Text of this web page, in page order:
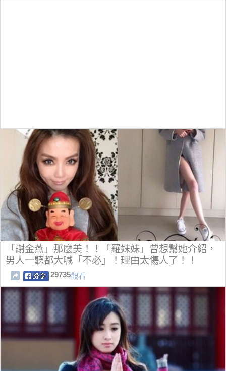
「謝金燕」那麼美！！「羅妹妹」曾想幫她介紹，
男人一聽都大喊「不必」！理由太傷人了！！
29735觀看